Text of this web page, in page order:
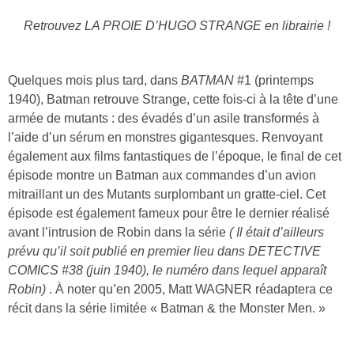
Retrouvez LA PROIE D’HUGO STRANGE en librairie !
Quelques mois plus tard, dans BATMAN #1 (printemps
1940), Batman retrouve Strange, cette fois-ci à la tête d’une
armée de mutants : des évadés d’un asile transformés à
l’aide d’un sérum en monstres gigantesques. Renvoyant
également aux films fantastiques de l’époque, le final de cet
épisode montre un Batman aux commandes d’un avion
mitraillant un des Mutants surplombant un gratte-ciel. Cet
épisode est également fameux pour être le dernier réalisé
avant l’intrusion de Robin dans la série ( Il était d’ailleurs
prévu qu’il soit publié en premier lieu dans DETECTIVE
COMICS #38 (juin 1940), le numéro dans lequel apparaît
Robin) . À noter qu’en 2005, Matt WAGNER réadaptera ce
récit dans la série limitée « Batman & the Monster Men. »